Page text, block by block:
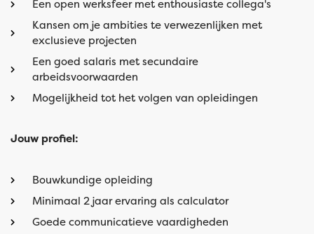
Een open werksfeer met enthousiaste collega's
Kansen om je ambities te verwezenlijken met
exclusieve projecten
Een goed salaris met secundaire
arbeidsvoorwaarden
Mogelijkheid tot het volgen van opleidingen
Jouw profiel:
Bouwkundige opleiding
Minimaal 2 jaar ervaring als calculator
Goede communicatieve vaardigheden